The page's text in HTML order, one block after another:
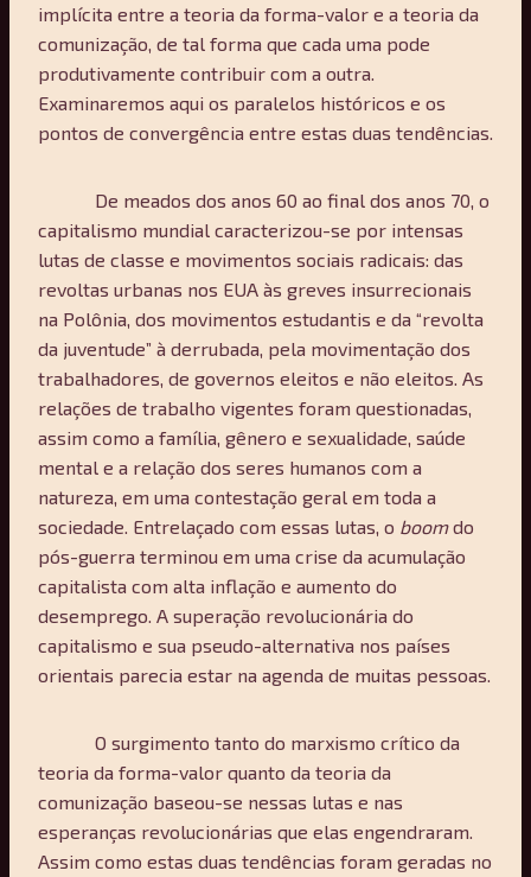
implícita entre a teoria da forma-valor e a teoria da
comunização, de tal forma que cada uma pode
produtivamente contribuir com a outra.
Examinaremos aqui os paralelos históricos e os
pontos de convergência entre estas duas tendências.
De meados dos anos 60 ao final dos anos 70, o
capitalismo mundial caracterizou-se por intensas
lutas de classe e movimentos sociais radicais: das
revoltas urbanas nos EUA às greves insurrecionais
na Polônia, dos movimentos estudantis e da “revolta
da juventude” à derrubada, pela movimentação dos
trabalhadores, de governos eleitos e não eleitos. As
relações de trabalho vigentes foram questionadas,
assim como a família, gênero e sexualidade, saúde
mental e a relação dos seres humanos com a
natureza, em uma contestação geral em toda a
sociedade. Entrelaçado com essas lutas, o boomdo
pós-guerra terminou em uma crise da acumulação
capitalista com alta inflação e aumento do
desemprego. A superação revolucionária do
capitalismo e sua pseudo-alternativa nos países
orientais parecia estar na agenda de muitas pessoas.
O surgimento tanto do marxismo crítico da
teoria da forma-valor quanto da teoria da
comunização baseou-se nessas lutas e nas
esperanças revolucionárias que elas engendraram.
Assim como estas duas tendências foram geradas no